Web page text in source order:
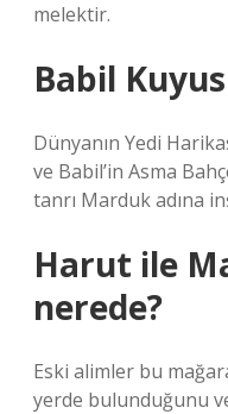
melektir.
Babil
Dünyanın Yedi
ve Babil’in Asma
tanrı Marduk adına
Harut ile
nerede?
Eski alimler bu
yerde bulunduğunu